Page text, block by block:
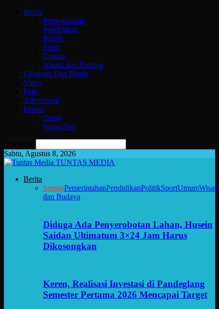
Berita
Pemerintahan
Pendidikan
Politik
Sport
Umum
Wisata dan Budaya
Ekonomi Dan Bisnis
Video
Foto
Advertorial
Forum
Opini
WargaNet
Sabtu, Agustus 8, 2026
TUNTAS MEDIA
Berita
SemuaPemerintahanPendidikanPolitikSportUmumWisata
dan Budaya
Diduga Ada Penyerobotan Lahan, Husein
Saidan Ultimatum 3×24 Jam Harus
Dikosongkan
Keren, Realisasi Investasi di Pandeglang
Semester Pertama 2026 Mencapai Target